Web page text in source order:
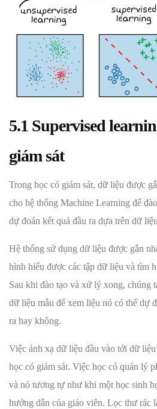
5.1 Supervised
giám sát
Trong học có giám sát, dữ liệu được
cho hệ thống Machine Learning để
dự đoán kết quả đầu ra dựa trên dữ
Hệ thống sử dụng dữ liệu được gắn
hình hiểu được các tập dữ liệu và tìm
Sau khi đào tạo và xử lý xong, chúng
dữ liệu mẫu để xem liệu nó có thể dự
ra hay không.
Việc ánh xạ dữ liệu đầu vào tới dữ
học có giám sát. Việc học có quản lý
và nó tương tự như khi một học sinh
hướng dẫn của giáo viên. Lọc thư rác